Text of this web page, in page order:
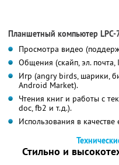
Планшетный компьютер LPC-
Просмотра видео
Общения (скайп, эл. почта,
Игр (angry birds, шарики,
Android Market).
Чтения книг и работы с
doc, fb2 и т.д.).
Использования в
Стильно и